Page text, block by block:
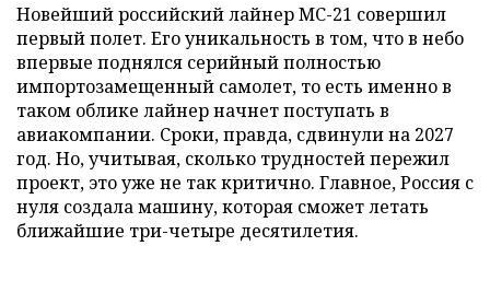
Новейший российский лайнер МС-21 совершил
первый полет. Его уникальность в том, что в небо
впервые поднялся серийный полностью
импортозамещенный самолет, то есть именно в
таком облике лайнер начнет поступать в
авиакомпании. Сроки, правда, сдвинули на 2027
год. Но, учитывая, сколько трудностей пережил
проект, это уже не так критично. Главное, Россия с
нуля создала машину, которая сможет летать
ближайшие три-четыре десятилетия.